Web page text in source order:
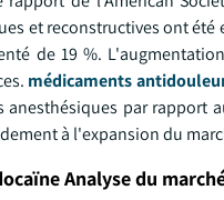
et reconstructives ont été
de 19 %.
médicaments
anesthésiques par
à l'expansion du
Analyse du